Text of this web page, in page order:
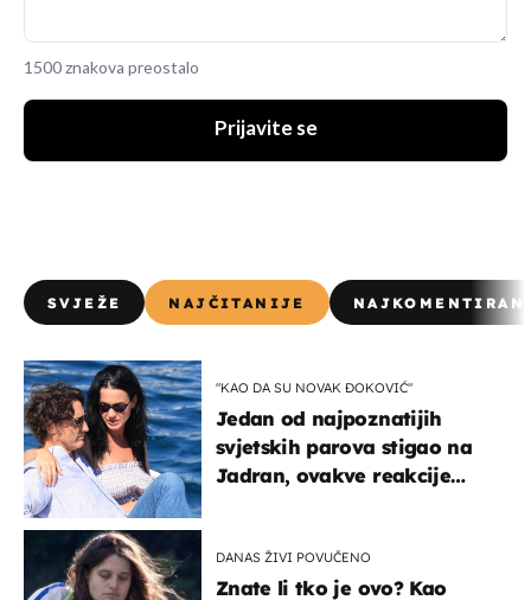
1500 znakova preostalo
Prijavite se
SVJEŽE NAJČITANIJE
"KAO DA SU NOVAK ĐOKOVIĆ"
Jedan od najpoznatijih
svjetskih parova stigao na
Jadran, ovakve reakcije
DANAS ŽIVI POVUČENO
Znate li tko je ovo? Kao